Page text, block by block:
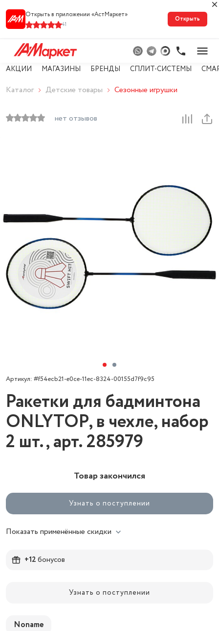
Открыть в приложении «АстМарке‪т‬»
41
Открыть
АКЦИИ МАГАЗИНЫ БРЕНДЫ СПЛИТ-СИСТЕМЫ
Каталог Детские товары Сезонные игрушки
нет отзывов
Артикул: #f54ecb21-e0ce-11ec-8324-00155d7f9c95
Ракетки для бадминтона
ONLYTOP, в чехле, набор
2 шт., арт. 285979
Товар закончился
Узнать о поступлении
Показать применённые скидки
+12бонусов
Узнать о поступлении
Noname